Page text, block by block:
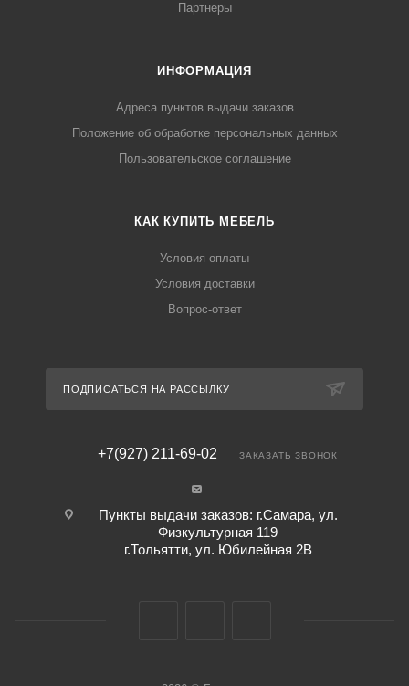
Партнеры
ИНФОРМАЦИЯ
Адреса пунктов выдачи заказов
Положение об обработке персональных данных
Пользовательское соглашение
КАК КУПИТЬ МЕБЕЛЬ
Условия оплаты
Условия доставки
Вопрос-ответ
ПОДПИСАТЬСЯ НА РАССЫЛКУ
+7(927) 211-69-02 ЗАКАЗАТЬ ЗВОНОК
Пункты выдачи заказов: г.Самара, ул.
Физкультурная 119
г.Тольятти, ул. Юбилейная 2В